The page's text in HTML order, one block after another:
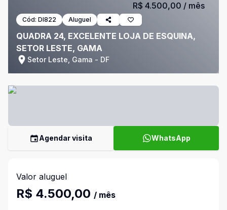
Cód: DI822 Aluguel
QUADRA 24, EXCELENTE LOJA DE ESQUINA,
SETOR LESTE, GAMA
Setor Leste, Gama - DF
R$ 4.500,00 / mês
Agendar visita WhatsApp
Valor aluguel
R$ 4.500,00 / mês